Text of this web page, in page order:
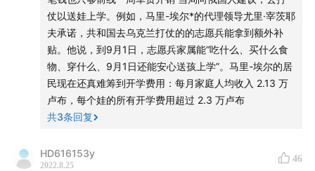
仗以送娃上学。例如，马里-埃尔*的代理领导尤里·宰茨耶
夫承诺，共和国去乌克兰打仗的的志愿兵能拿到额外补
贴。他说，到9月1日，志愿兵家属能“吃什么、买什么食
物、穿什么、9月1日还能安心送孩上学”。马里-埃尔的居
民现在还真难筹到开学费用：每月家庭人均收入 2.13 万
卢布，每个娃的所有开学费用超过 2.3 万卢布
共3条回复
HD616153y
2022.8.25
46